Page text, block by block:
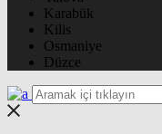
Karabük
Kilis
Osmaniye
Düzce